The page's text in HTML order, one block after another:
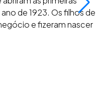
de 1923. Os filhos de
e fizeram nascer